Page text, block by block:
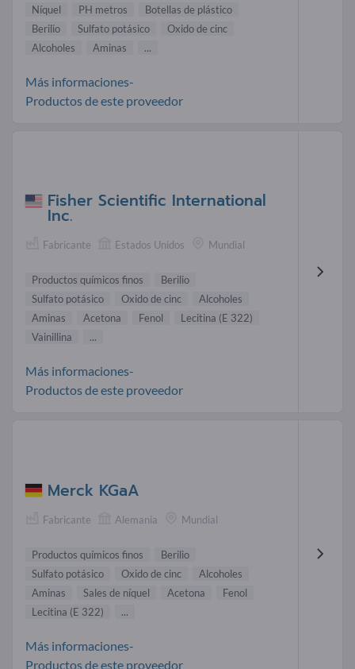
Níquel PH metros
Botellas de plástico
Berilio
Sulfato potásico
Oxido de cinc
Alcoholes
Aminas ...
Más informaciones-
Productos de este proveedor
Fisher Scientific International
Inc.
Fabricante Estados Unidos Mundial
Productos químicos finos
Berilio
Sulfato potásico
Oxido de cinc
Alcoholes
Aminas
Acetona Fenol
Lecitina (E 322)
Vainillina
...
Más informaciones-
Productos de este proveedor
Merck KGaA
Fabricante Alemania Mundial
Productos químicos finos
Berilio
Sulfato potásico
Oxido de cinc
Alcoholes
Aminas
Sales de níquel Acetona
Fenol
Lecitina (E 322)
...
Más informaciones-
Productos de este proveedor